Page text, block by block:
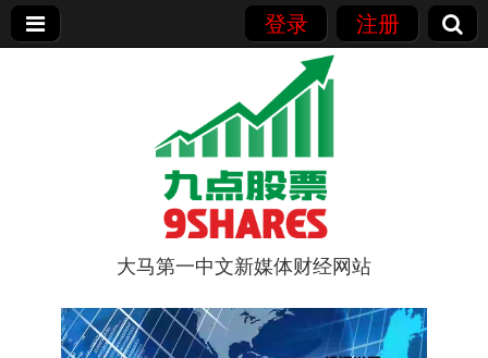
登录 注册
9点股票
大马第一中文新媒体财经网站